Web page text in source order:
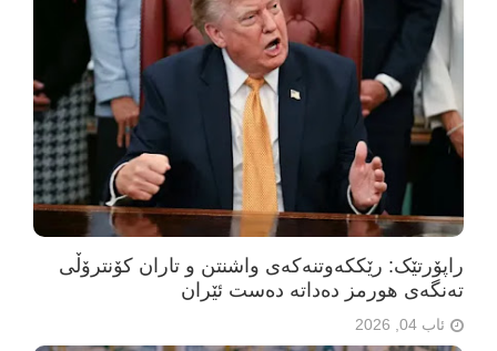
راپۆرتێک: رێککەوتنەکەی واشنتن و تاران کۆنترۆڵی
تەنگەی هورمز دەداتە دەست ئێران
ئاب 04, 2026